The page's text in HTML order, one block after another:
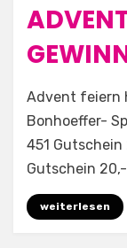
Posted
on
2. Dezember
Allgemein
by Aufwind e.V.
Advent feiern
Bonhoeffer-
451
Gutschein
weiterlesen